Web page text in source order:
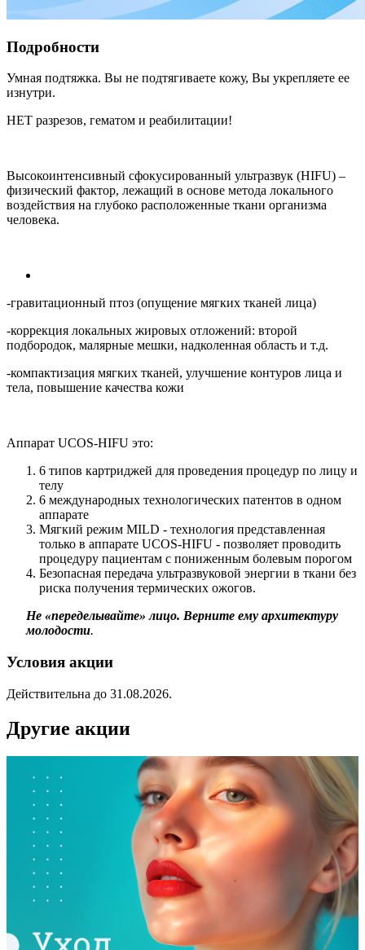
Подробности
Умная подтяжка. Вы не подтягиваете кожу, Вы укрепляете ее
изнутри.
НЕТ разрезов, гематом и реабилитации!
Высокоинтенсивный сфокусированный ультразвук (HIFU) –
физический фактор, лежащий в основе метода локального
воздействия на глубоко расположенные ткани организма
человека.
-гравитационный птоз (опущение мягких тканей лица)
-коррекция локальных жировых отложений: второй
подбородок, малярные мешки, надколенная область и т.д.
-компактизация мягких тканей, улучшение контуров лица и
тела, повышение качества кожи
Аппарат UCOS-HIFU это:
6 типов картриджей для проведения процедур по лицу и
телу
6 международных технологических патентов в одном
аппарате
Мягкий режим MILD - технология представленная
только в аппарате UCOS-HIFU - позволяет проводить
процедуру пациентам с пониженным болевым порогом
Безопасная передача ультразвуковой энергии в ткани без
риска получения термических ожогов.
Не «переделывайте» лицо. Верните ему архитектуру
молодости.
Условия акции
Действительна до 31.08.2026.
Другие акции